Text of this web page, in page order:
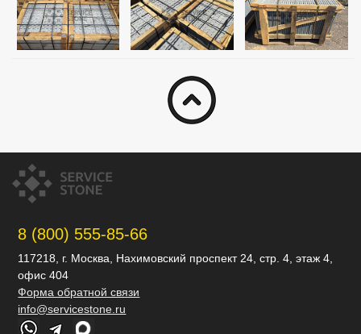
8 (800) 555-85-66
117218, г. Москва, Нахимовский проспект 24, стр. 4, этаж 4,
офис 404
Форма обратной связи
info@servicestone.ru